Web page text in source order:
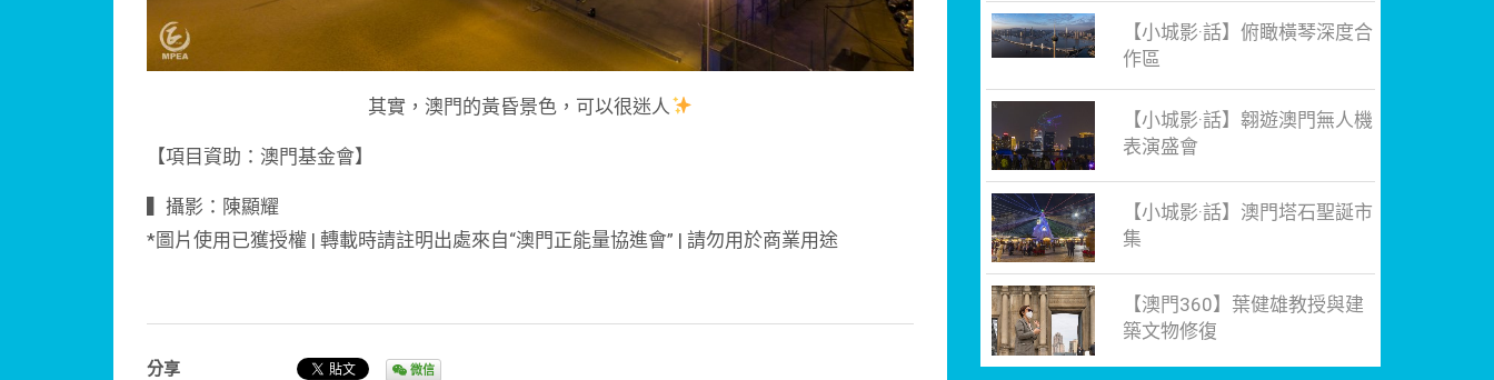
其實，澳門的黃昏景色，可以很迷人
【項目資助：澳門基金會】
▍攝影：陳顯耀
*圖片使用已獲授權 | 轉載時請註明出處來自“澳門正能量協進會” | 請勿用於商業用途
分享 微信
【小城影·話】俯瞰橫琴深度合
作區
【小城影·話】翱遊澳門無人機
表演盛會
【小城影·話】澳門塔石聖誕市
集
【澳門360】葉健雄教授與建
築文物修復